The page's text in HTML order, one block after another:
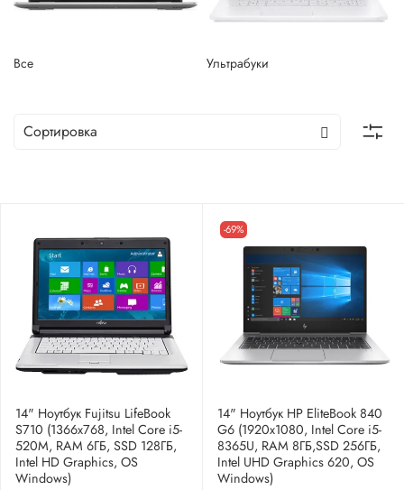
Все Ультрабуки
14" Ноутбук Fujitsu LifeBook
S710 (1366x768, Intel Core i5-
520M, RAM 6ГБ, SSD 128ГБ,
Intel HD Graphics, OS
Windows)
-69%
14" Ноутбук HP EliteBook 840
G6 (1920x1080, Intel Core i5-
8365U, RAM 8ГБ,SSD 256ГБ,
Intel UHD Graphics 620, OS
Windows)